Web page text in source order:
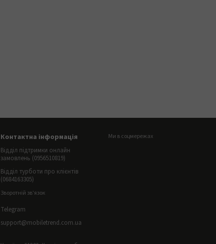
Контактна інформація
Відділ підтримки онлайн
замовлень (0956510819)
Відділ турботи про клієнтів
(0684163305)
Зворотній зв'язок
Telegram
support@mobiletrend.com.ua
Ми в соцмережах